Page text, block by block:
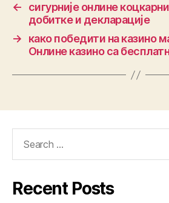
←
сигурније онлине
добитке и декларације
→
како победити на казино
Онлине казино са
Recent Posts